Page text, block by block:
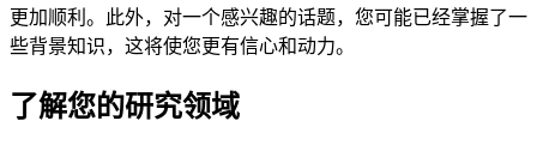
更加顺利。此外，对一个感兴趣的话题，您可能已经掌握了一
些背景知识，这将使您更有信心和动力。
了解您的研究领域